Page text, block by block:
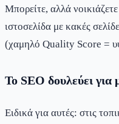
Μπορείτε, αλλά
ιστοσελίδα με κακές
(χαμηλό Quality Score =
Το SEO δουλεύει για
Ειδικά για αυτές: στις